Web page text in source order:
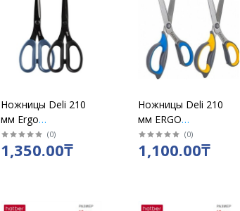
Ножницы Deli 210
мм Ergo
пластиковые ручки /
Z501
(0)
1,350.00₸
Ножницы Deli 210
мм ERGO
прорезиненные
ручки нерж.сталь
(0)
1,100.00₸